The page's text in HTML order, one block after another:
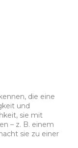
die eine
und
sie mit
– z. B. einem
sie zu einer